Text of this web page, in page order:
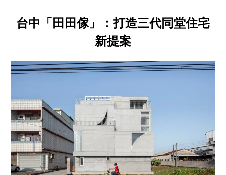
台中「田田傢」：打造三代同堂住宅
新提案